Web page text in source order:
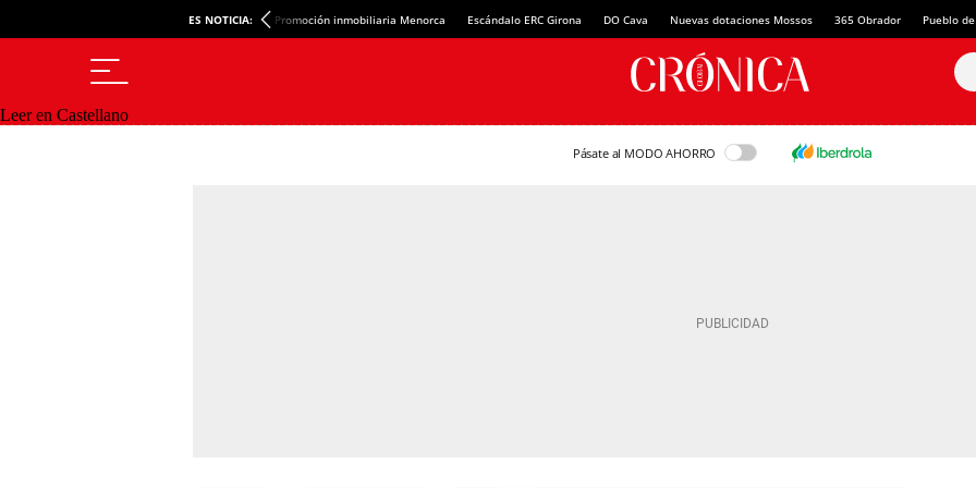
ES NOTICIA: Promoción inmobiliaria Menorca Escándalo ERC Girona DO Cava Nuevas dotaciones Mossos 365 Obrador Pueblo
Leer en Castellano
Pásate al MODO AHORRO